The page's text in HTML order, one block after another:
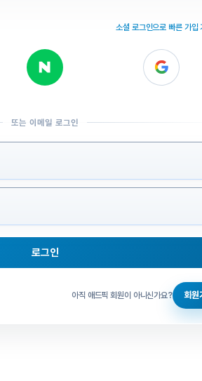
소셜 로그인으로 빠른 가입
또는 이메일 로그인
로그인
아직 애드픽 회원이 아니신가요? 회원